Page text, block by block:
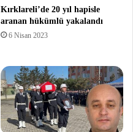
Kırklareli’de 20 yıl hapisle
aranan hükümlü yakalandı
6 Nisan 2023